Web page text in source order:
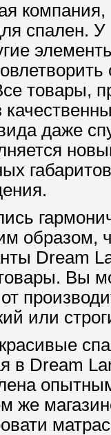
спален.
товары,
даже
образом,
Dream
Вы
или
в Dream
же